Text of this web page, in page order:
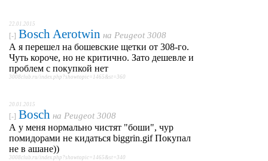
22.01.2015
[-] Bosch Aerotwin на Peugeot 3008
А я перешел на бошевские щетки от 308-го.
Чуть короче, но не критично. Зато дешевле и
проблем с покупкой нет
3008club.ru/index.php?showtopic=1465&st=360
20.01.2015
[-] Bosch на Peugeot 3008
А у меня нормально чистят "боши", чур
помидорами не кидаться biggrin.gif Покупал
не в ашане))
3008club.ru/index.php?showtopic=1465&st=340